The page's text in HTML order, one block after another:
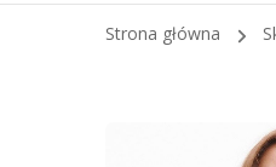
Strona główna